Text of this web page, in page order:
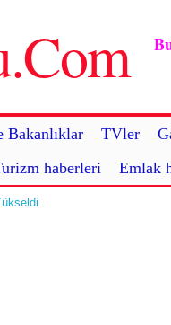
Bakanlıklar TVler
haberleri Emlak